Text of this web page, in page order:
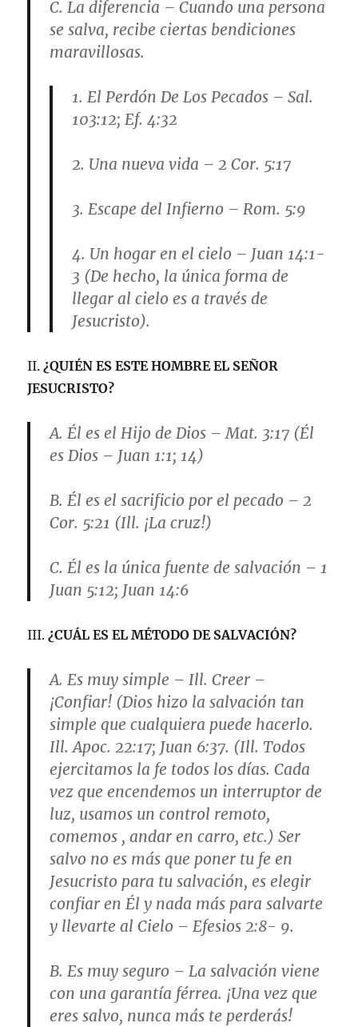
C. La diferencia – Cuando una persona
se salva, recibe ciertas bendiciones
maravillosas.
1. El Perdón De Los Pecados – Sal.
103:12; Ef. 4:32
2. Una nueva vida – 2 Cor. 5:17
3. Escape del Infierno – Rom. 5:9
4. Un hogar en el cielo – Juan 14:1-
3 (De hecho, la única forma de
llegar al cielo es a través de
Jesucristo).
II.¿QUIÉN ES ESTE HOMBRE EL SEÑOR
JESUCRISTO?
A. Él es el Hijo de Dios – Mat. 3:17 (Él
es Dios – Juan 1:1; 14)
B. Él es el sacrificio por el pecado – 2
Cor. 5:21 (Ill. ¡La cruz!)
C. Él es la única fuente de salvación – 1
Juan 5:12; Juan 14:6
III.¿CUÁL ES EL MÉTODO DE SALVACIÓN?
A. Es muy simple – Ill. Creer –
¡Confiar! (Dios hizo la salvación tan
simple que cualquiera puede hacerlo.
Ill. Apoc. 22:17; Juan 6:37. (Ill. Todos
ejercitamos la fe todos los días. Cada
vez que encendemos un interruptor de
luz, usamos un control remoto,
comemos , andar en carro, etc.) Ser
salvo no es más que poner tu fe en
Jesucristo para tu salvación, es elegir
confiar en Él y nada más para salvarte
y llevarte al Cielo – Efesios 2:8- 9.
B. Es muy seguro – La salvación viene
con una garantía férrea. ¡Una vez que
eres salvo, nunca más te perderás!